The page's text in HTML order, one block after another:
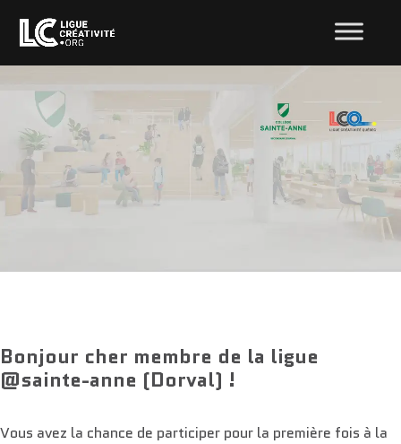
Bonjour cher membre de la ligue
@sainte-anne (Dorval) !
Vous avez la chance de participer pour la première fois à la